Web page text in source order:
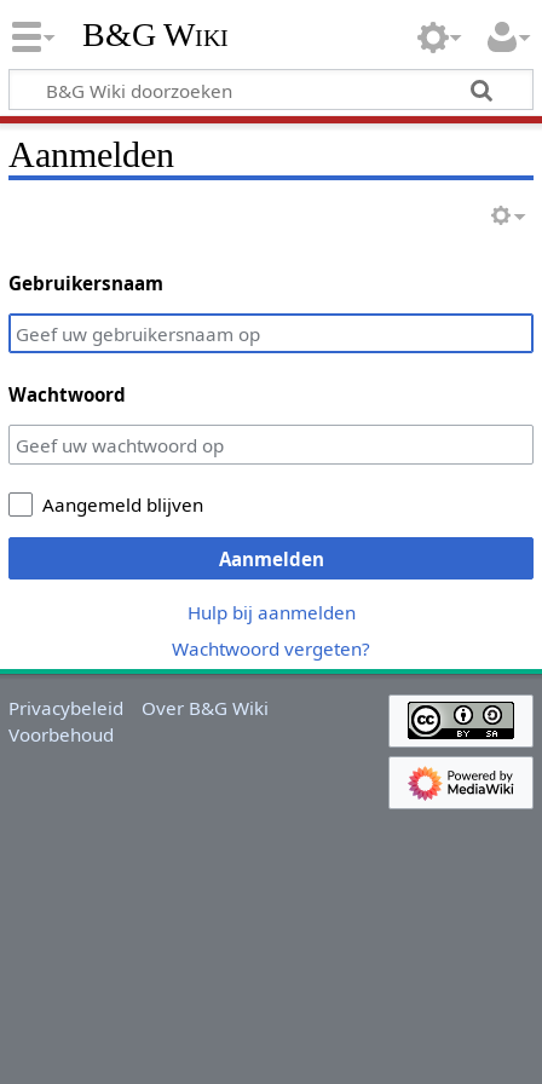
B&G Wiki
Aanmelden
Gebruikersnaam
Wachtwoord
Aangemeld blijven
Aanmelden
Hulp bij aanmelden
Wachtwoord vergeten?
Privacybeleid
Over B&G Wiki
Voorbehoud